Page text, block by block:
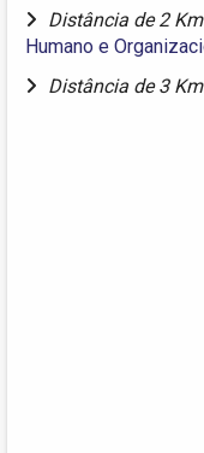
Distância de 2 Km
Humano e
Distância de 3 Km